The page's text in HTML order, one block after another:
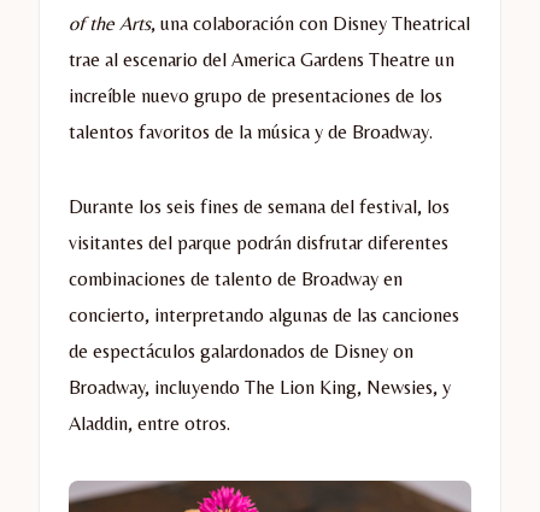
of the Arts, una colaboración con Disney Theatrical
trae al escenario del America Gardens Theatre un
increíble nuevo grupo de presentaciones de los
talentos favoritos de la música y de Broadway.
Durante los seis fines de semana del festival, los
visitantes del parque podrán disfrutar diferentes
combinaciones de talento de Broadway en
concierto, interpretando algunas de las canciones
de espectáculos galardonados de Disney on
Broadway, incluyendo The Lion King, Newsies, y
Aladdin, entre otros.